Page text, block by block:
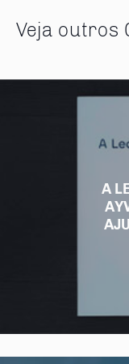
Veja outros
A